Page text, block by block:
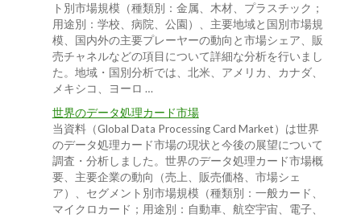
ト別市場規模（種類別：金属、木材、プラスチック；
用途別：学校、病院、公園）、主要地域と国別市場規
模、国内外の主要プレーヤーの動向と市場シェア、販
売チャネルなどの項目について詳細な分析を行いまし
た。地域・国別分析では、北米、アメリカ、カナダ、
メキシコ、ヨーロ …
世界のデータ処理カード市場
当資料（Global Data Processing Card Market）は世界
のデータ処理カード市場の現状と今後の展望について
調査・分析しました。世界のデータ処理カード市場概
要、主要企業の動向（売上、販売価格、市場シェ
ア）、セグメント別市場規模（種類別：一般カード、
マイクロカード；用途別：自動車、航空宇宙、電子、